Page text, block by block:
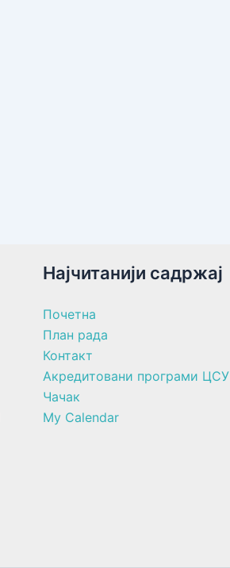
Најчитанији садржај
Почетна
План рада
Контакт
Акредитовани програми ЦСУ
Чачак
My Calendar